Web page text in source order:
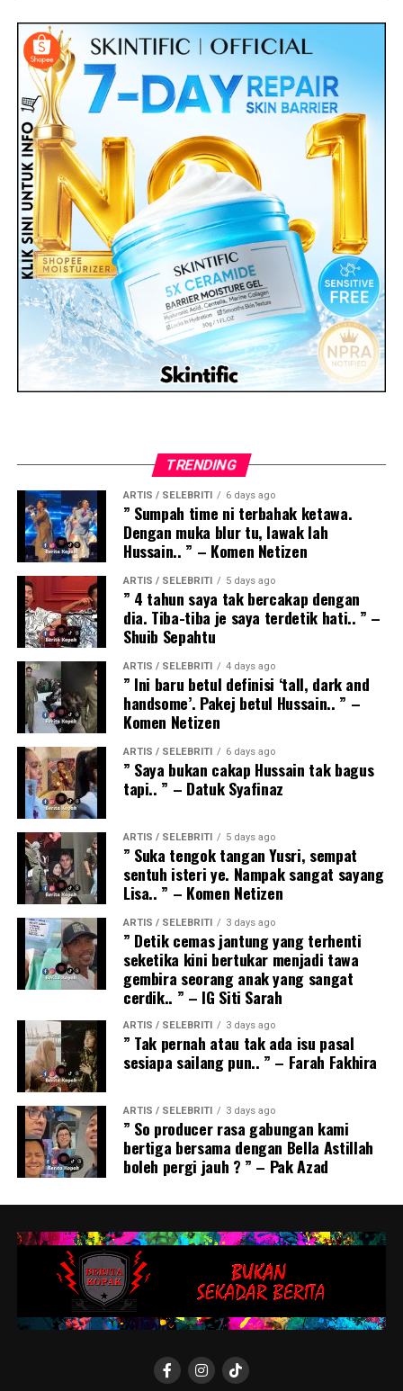
TRENDING
ARTIS / SELEBRITI 6 days ago
” Sumpah time ni terbahak ketawa.
Dengan muka blur tu, lawak lah
Hussain.. ” – Komen Netizen
ARTIS / SELEBRITI 5 days ago
” 4 tahun saya tak bercakap dengan
dia. Tiba-tiba je saya terdetik hati.. ” –
Shuib Sepahtu
ARTIS / SELEBRITI 4 days ago
” Ini baru betul definisi ‘tall, dark and
handsome’. Pakej betul Hussain.. ” –
Komen Netizen
ARTIS / SELEBRITI 6 days ago
” Saya bukan cakap Hussain tak bagus
tapi.. ” – Datuk Syafinaz
ARTIS / SELEBRITI 5 days ago
” Suka tengok tangan Yusri, sempat
sentuh isteri ye. Nampak sangat sayang
Lisa.. ” – Komen Netizen
ARTIS / SELEBRITI 3 days ago
” Detik cemas jantung yang terhenti
seketika kini bertukar menjadi tawa
gembira seorang anak yang sangat
cerdik.. ” – IG Siti Sarah
ARTIS / SELEBRITI 3 days ago
” Tak pernah atau tak ada isu pasal
sesiapa sailang pun.. ” – Farah Fakhira
ARTIS / SELEBRITI 3 days ago
” So producer rasa gabungan kami
bertiga bersama dengan Bella Astillah
boleh pergi jauh ? ” – Pak Azad